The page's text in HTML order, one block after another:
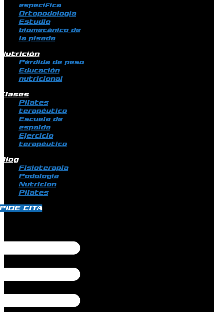
específica
Ortopodología
Estudio
biomecánico de
la pisada
Pérdida de peso
Educación
nutricional
Pilates
terapéutico
Escuela de
espalda
Ejercicio
terapéutico
Fisioterapia
Podologia
Nutricion
Pilates
CITA